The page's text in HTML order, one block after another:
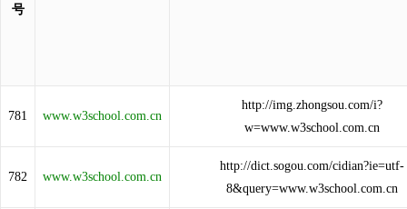
号
781 www.w3school.com.cn
http://img.zhongsou.com/i?
w=www.w3school.com.cn
782 www.w3school.com.cn
http://dict.sogou.com/cidian?ie=utf-
8&query=www.w3school.com.cn